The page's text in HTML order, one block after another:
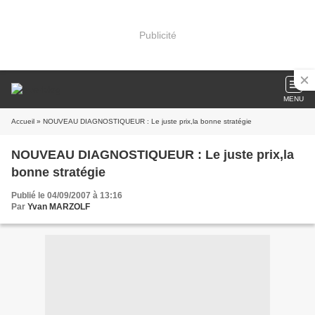
Publicité
MENU
Accueil » NOUVEAU DIAGNOSTIQUEUR : Le juste prix,la bonne stratégie
NOUVEAU DIAGNOSTIQUEUR : Le juste prix,la
bonne stratégie
Publié le 04/09/2007 à 13:16
Par Yvan MARZOLF